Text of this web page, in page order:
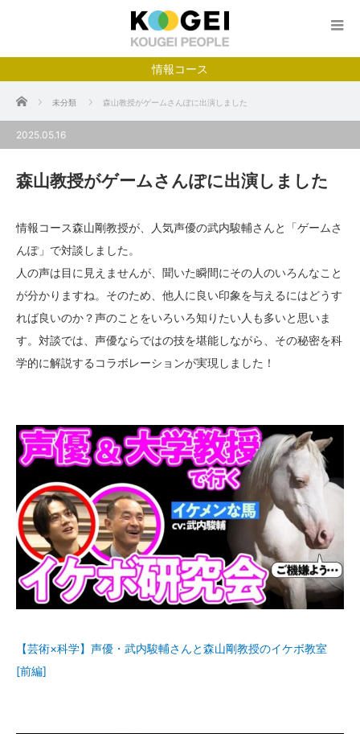
情報コース
ホーム 未分類 森山教授がゲームさんぽに出演しました
2025.05.16
森山教授がゲームさんぽに出演しました
情報コース森山剛教授が、人気声優の武内駿輔さんと「ゲームさ
んぽ」で対談しました。
人の声は目に見えませんが、聞いた瞬間にその人のいろんなこと
が分かりますね。そのため、他人に良い印象を与えるにはどうす
れば良いのか？声のことをいろいろ知りたい人も多いと思いま
す。対談では、声優ならではの技を堪能しながら、その秘密を科
学的に解説するコラボレーションが実現しました！
【芸術×科学】声優・武内駿輔さんと森山剛教授のイケボ教室
[前編]